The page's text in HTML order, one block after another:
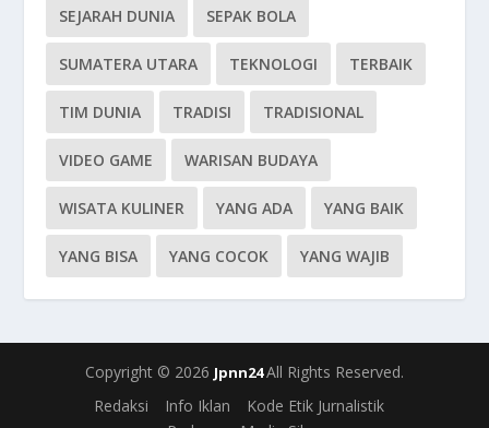
SEJARAH DUNIA SEPAK BOLA
SUMATERA UTARA TEKNOLOGI TERBAIK
TIM DUNIA TRADISI TRADISIONAL
VIDEO GAME WARISAN BUDAYA
WISATA KULINER YANG ADA YANG BAIK
YANG BISA YANG COCOK YANG WAJIB
Copyright © 2026 Jpnn24All Rights Reserved.
Redaksi
Info Iklan
Kode Etik Jurnalistik